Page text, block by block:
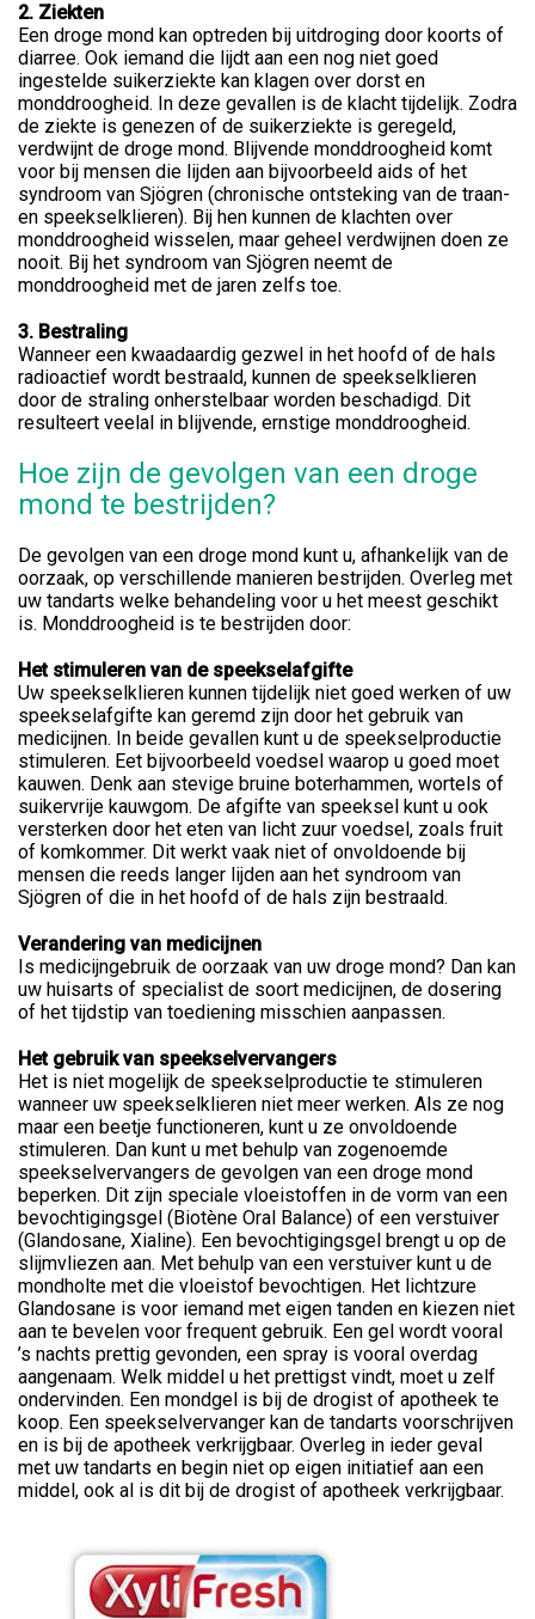
2. Ziekten
Een droge mond kan optreden bij uitdroging door koorts of
diarree. Ook iemand die lijdt aan een nog niet goed
ingestelde suikerziekte kan klagen over dorst en
monddroogheid. In deze gevallen is de klacht tijdelijk. Zodra
de ziekte is genezen of de suikerziekte is geregeld,
verdwijnt de droge mond. Blijvende monddroogheid komt
voor bij mensen die lijden aan bijvoorbeeld aids of het
syndroom van Sjögren (chronische ontsteking van de traan-
en speekselklieren). Bij hen kunnen de klachten over
monddroogheid wisselen, maar geheel verdwijnen doen ze
nooit. Bij het syndroom van Sjögren neemt de
monddroogheid met de jaren zelfs toe.
3. Bestraling
Wanneer een kwaadaardig gezwel in het hoofd of de hals
radioactief wordt bestraald, kunnen de speekselklieren
door de straling onherstelbaar worden beschadigd. Dit
resulteert veelal in blijvende, ernstige monddroogheid.
Hoe zijn de gevolgen van een droge
mond te bestrijden?
De gevolgen van een droge mond kunt u, afhankelijk van de
oorzaak, op verschillende manieren bestrijden. Overleg met
uw tandarts welke behandeling voor u het meest geschikt
is. Monddroogheid is te bestrijden door:
Het stimuleren van de speekselafgifte
Uw speekselklieren kunnen tijdelijk niet goed werken of uw
speekselafgifte kan geremd zijn door het gebruik van
medicijnen. In beide gevallen kunt u de speekselproductie
stimuleren. Eet bijvoorbeeld voedsel waarop u goed moet
kauwen. Denk aan stevige bruine boterhammen, wortels of
suikervrije kauwgom. De afgifte van speeksel kunt u ook
versterken door het eten van licht zuur voedsel, zoals fruit
of komkommer. Dit werkt vaak niet of onvoldoende bij
mensen die reeds langer lijden aan het syndroom van
Sjögren of die in het hoofd of de hals zijn bestraald.
Verandering van medicijnen
Is medicijngebruik de oorzaak van uw droge mond? Dan kan
uw huisarts of specialist de soort medicijnen, de dosering
of het tijdstip van toediening misschien aanpassen.
Het gebruik van speekselvervangers
Het is niet mogelijk de speekselproductie te stimuleren
wanneer uw speekselklieren niet meer werken. Als ze nog
maar een beetje functioneren, kunt u ze onvoldoende
stimuleren. Dan kunt u met behulp van zogenoemde
speekselvervangers de gevolgen van een droge mond
beperken. Dit zijn speciale vloeistoffen in de vorm van een
bevochtigingsgel (Biotène Oral Balance) of een verstuiver
(Glandosane, Xialine). Een bevochtigingsgel brengt u op de
slijmvliezen aan. Met behulp van een verstuiver kunt u de
mondholte met die vloeistof bevochtigen. Het lichtzure
Glandosane is voor iemand met eigen tanden en kiezen niet
aan te bevelen voor frequent gebruik. Een gel wordt vooral
’s nachts prettig gevonden, een spray is vooral overdag
aangenaam. Welk middel u het prettigst vindt, moet u zelf
ondervinden. Een mondgel is bij de drogist of apotheek te
koop. Een speekselvervanger kan de tandarts voorschrijven
en is bij de apotheek verkrijgbaar. Overleg in ieder geval
met uw tandarts en begin niet op eigen initiatief aan een
middel, ook al is dit bij de drogist of apotheek verkrijgbaar.